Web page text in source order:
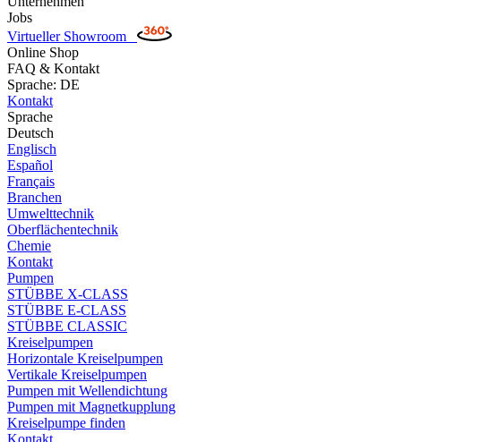
Jobs
Virtueller Showroom
Online Shop
FAQ & Kontakt
Sprache: DE
Kontakt
Sprache
Deutsch
Englisch
Español
Français
Branchen
Umwelttechnik
Oberflächentechnik
Chemie
Kontakt
Pumpen
STÜBBE X-CLASS
STÜBBE E-CLASS
STÜBBE CLASSIC
Kreiselpumpen
Horizontale Kreiselpumpen
Vertikale Kreiselpumpen
Pumpen mit Wellendichtung
Pumpen mit Magnetkupplung
Kreiselpumpe finden